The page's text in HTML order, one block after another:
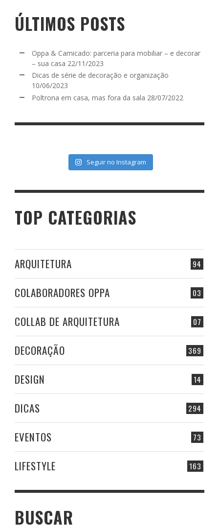
ÚLTIMOS POSTS
Oppa & Camicado: parceria para mobiliar – e decorar
– sua casa 22/11/2023
Dicas de série de decoração e organização
10/06/2023
Poltrona em casa, mas fora da sala 28/07/2022
Seguir no Instagram
TOP CATEGORIAS
94
ARQUITETURA
03
COLABORADORES OPPA
07
COLLAB DE ARQUITETURA
369
DECORAÇÃO
14
DESIGN
294
DICAS
73
EVENTOS
163
LIFESTYLE
BUSCAR